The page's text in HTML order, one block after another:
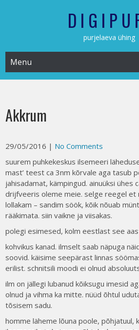
D I G I P U
purjelaeva ühing
Menu
Akkrum
29/05/2016 | No Comments
suurem puhkekeskus ilsemeeri
mast’ teest ca 3nm kõrvale aga tasub
jahisadamat, kämpingud. ainuüksi ühes
drijfveeris oleme meie. selge reegel et
lollakam – sandim söök, kõik nõuab
rääkimata. siin vaikne ja viisakas.
polegi esimesed, kolm eestlast see
kohvikus kanad. ilmselt saab näpuga
soovid. käisime seepärast linnas
erilist. schnitsili moodi ei olnud
ilm on jällegi lubanud kõiksugu imesid
olnud ja vihma ka mitte. nüüd õhtul
tõsisem sadu.
homme läheme lõuna poole, põhjatuul,